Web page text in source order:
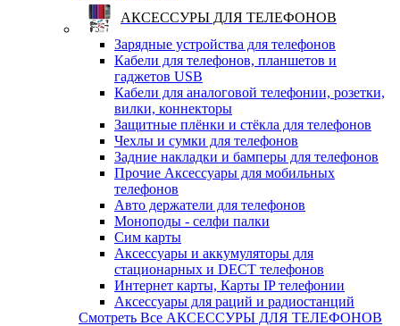
АКСЕССУРЫ ДЛЯ ТЕЛЕФОНОВ
Зарядные устройства для телефонов
Кабели для телефонов, планшетов и
гаджетов USB
Кабели для аналоговой телефонии, розетки,
вилки, коннекторы
Защитные плёнки и стёкла для телефонов
Чехлы и сумки для телефонов
Задние накладки и бамперы для телефонов
Прочие Аксессуары для мобильных
телефонов
Авто держатели для телефонов
Моноподы - селфи палки
Сим карты
Аксессуары и аккумуляторы для
стационарных и DECT телефонов
Интернет карты, Карты IP телефонии
Аксессуары для раций и радиостанций
Смотреть Все АКСЕССУРЫ ДЛЯ ТЕЛЕФОНОВ